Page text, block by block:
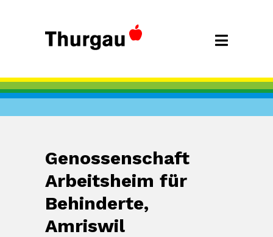
Genossenschaft
Arbeitsheim für
Behinderte,
Amriswil